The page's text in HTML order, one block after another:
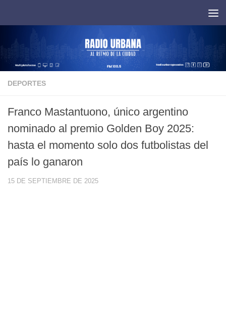
DEPORTES
Franco Mastantuono, único argentino
nominado al premio Golden Boy 2025:
hasta el momento solo dos futbolistas del
país lo ganaron
15 DE SEPTIEMBRE DE 2025